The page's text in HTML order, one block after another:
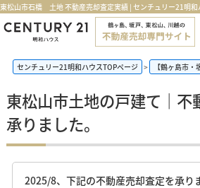
東松山市石橋 土地 不動産売却査定実績 | センチュリー21明和
センチュリー21明和ハウスTOPページ 【鶴ヶ島市
東松山市土地の戸建て｜不
承りました。
2025/8、下記の不動産売却査定を承り